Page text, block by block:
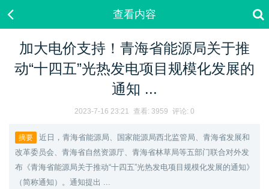
查看内容
加大电价支持！青海省能源局关于推
动“十四五”光热发电项目规模化发展的
通知 ...
2023-7-16 23:21 查看: 3959 评论: 0
摘要
近日，青海省能源局、国家能源局西北监管局、青海省发展和
改革委员会、青海省自然资源厅、青海省林草局等五部门联合对外发
布《青海省能源局关于推动“十四五”光热发电项目规模化发展的通知》
（简称通知）。通知提出 ...